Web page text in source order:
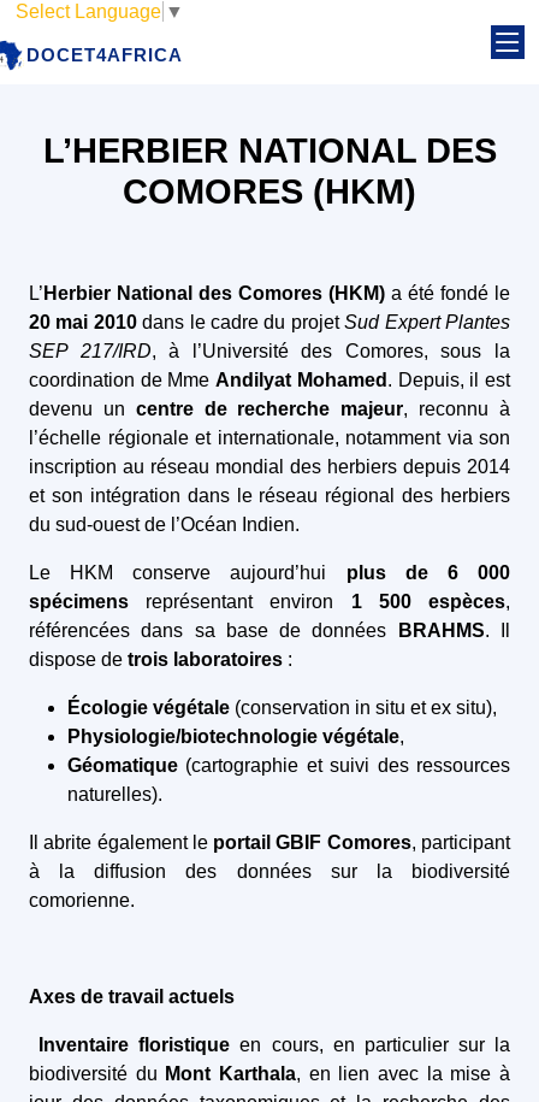
Select Language ▼
DOCET4AFRICA
L’HERBIER NATIONAL DES
COMORES (HKM)
L’ Herbier National des Comores (HKM) a été fondé le
20 mai 2010dans le cadre du projetSud Expert Plantes
SEP 217/IRD, à l’Université des Comores, sous la
coordination de MmeAndilyat Mohamed . Depuis, il est
devenu un centre de recherche majeur, reconnu à
l’échelle régionale et internationale, notamment via son
inscription au réseau mondial des herbiers depuis 2014
et son intégration dans le réseau régional des herbiers
du sud-ouest de l’Océan Indien.
Le HKM conserve aujourd’hui plus de 6 000
spécimens représentant environ 1 500 espèces,
référencées dans sa base de données
BRAHMS. Il
dispose de trois laboratoires :
Écologie végétale (conservation in situ et ex situ),
Physiologie/biotechnologie végétale,
Géomatique (cartographie et suivi des ressources
naturelles).
Il abrite également le portail GBIF Comores, participant
à la diffusion des données sur la biodiversité
comorienne.
Axes de travail actuels
Inventaire floristique en cours, en particulier sur la
biodiversité du Mont Karthala, en lien avec la mise à